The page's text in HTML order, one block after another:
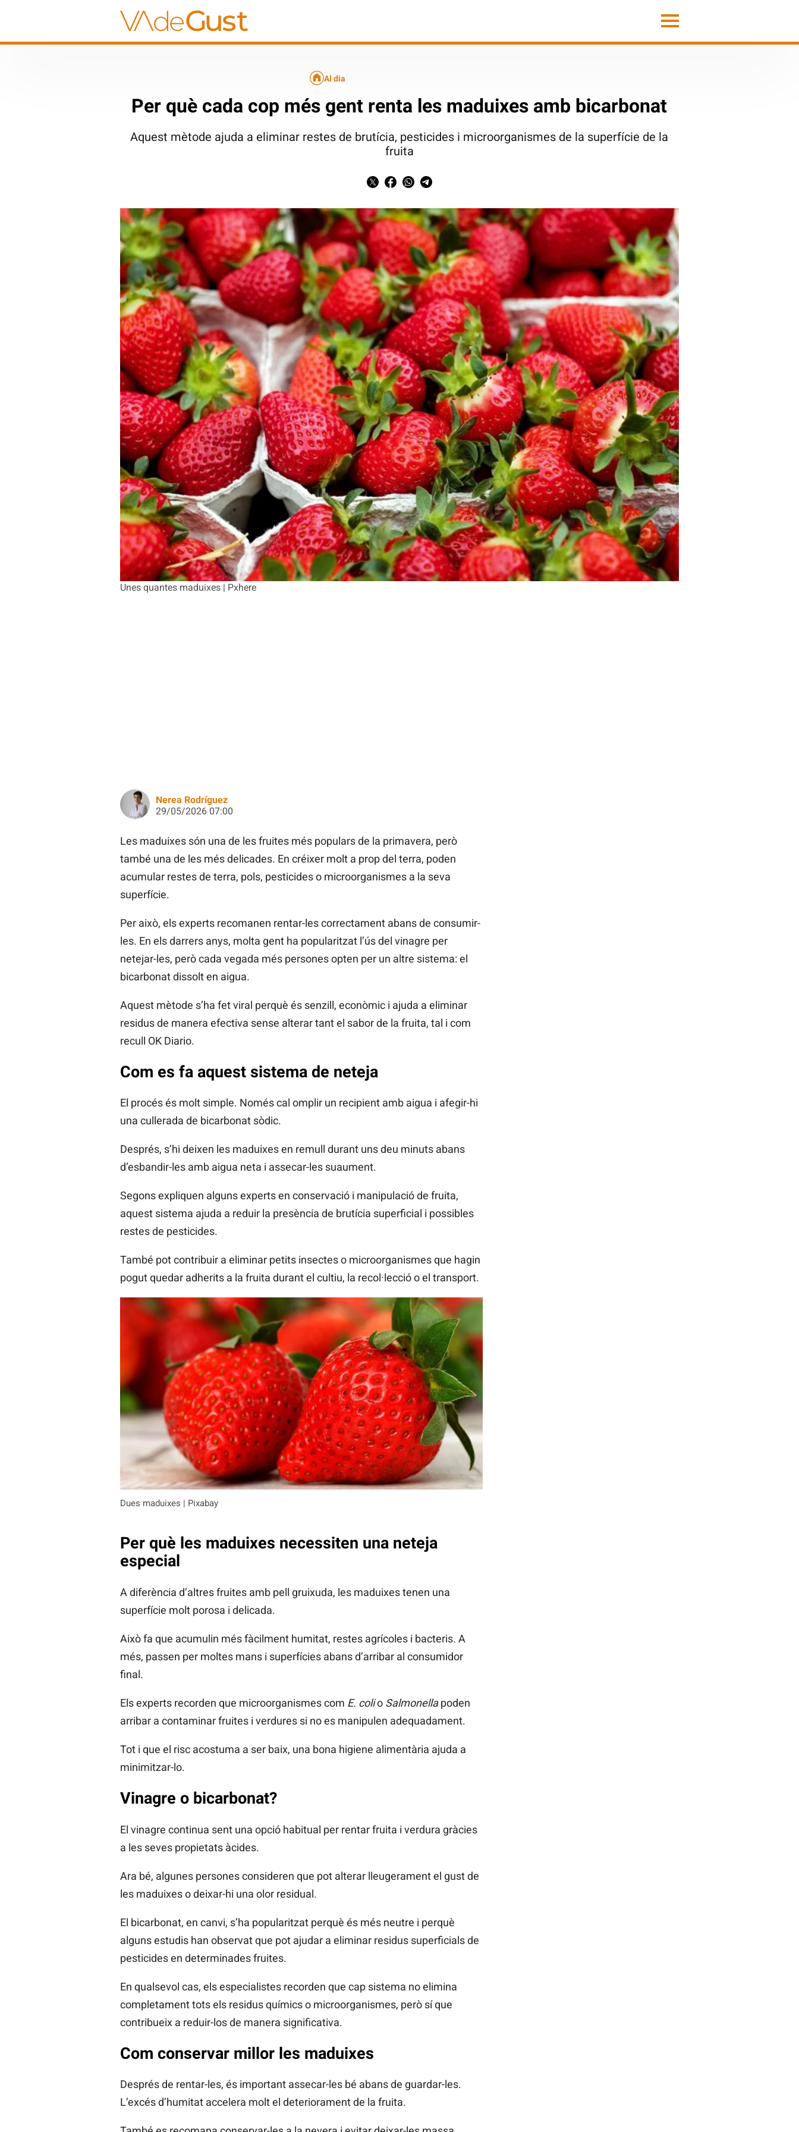
Unes quantes maduixes | Pxhere
Al dia
Per què cada cop més gent renta les maduixes amb bicarbonat
Aquest mètode ajuda a eliminar restes de brutícia, pesticides i microorganismes de la superfície de la
fruita
Nerea Rodríguez
29/05/2026 07:00
Les maduixes són una de les fruites més populars de la primavera, però
també una de les més delicades. En créixer molt a prop del terra, poden
acumular restes de terra, pols, pesticides o microorganismes a la seva
superfície.
Per això, els experts recomanen rentar-les correctament abans de consumir-
les. En els darrers anys, molta gent ha popularitzat l’ús del vinagre per
netejar-les, però cada vegada més persones opten per un altre sistema: el
bicarbonat dissolt en aigua.
Aquest mètode s’ha fet viral perquè és senzill, econòmic i ajuda a eliminar
residus de manera efectiva sense alterar tant el sabor de la fruita, tal i com
recull OK Diario.
Com es fa aquest sistema de neteja
El procés és molt simple. Només cal omplir un recipient amb aigua i afegir-hi
una cullerada de bicarbonat sòdic.
Després, s’hi deixen les maduixes en remull durant uns deu minuts abans
d’esbandir-les amb aigua neta i assecar-les suaument.
Segons expliquen alguns experts en conservació i manipulació de fruita,
aquest sistema ajuda a reduir la presència de brutícia superficial i possibles
restes de pesticides.
També pot contribuir a eliminar petits insectes o microorganismes que hagin
pogut quedar adherits a la fruita durant el cultiu, la recol·lecció o el transport.
Dues maduixes | Pixabay
Per què les maduixes necessiten una neteja
especial
A diferència d’altres fruites amb pell gruixuda, les maduixes tenen una
superfície molt porosa i delicada.
Això fa que acumulin més fàcilment humitat, restes agrícoles i bacteris. A
més, passen per moltes mans i superfícies abans d’arribar al consumidor
final.
Els experts recorden que microorganismes com E. colio Salmonellapoden
arribar a contaminar fruites i verdures si no es manipulen adequadament.
Tot i que el risc acostuma a ser baix, una bona higiene alimentària ajuda a
minimitzar-lo.
Vinagre o bicarbonat?
El vinagre continua sent una opció habitual per rentar fruita i verdura gràcies
a les seves propietats àcides.
Ara bé, algunes persones consideren que pot alterar lleugerament el gust de
les maduixes o deixar-hi una olor residual.
El bicarbonat, en canvi, s’ha popularitzat perquè és més neutre i perquè
alguns estudis han observat que pot ajudar a eliminar residus superficials de
pesticides en determinades fruites.
En qualsevol cas, els especialistes recorden que cap sistema no elimina
completament tots els residus químics o microorganismes, però sí que
contribueix a reduir-los de manera significativa.
Com conservar millor les maduixes
Després de rentar-les, és important assecar-les bé abans de guardar-les.
L’excés d’humitat accelera molt el deteriorament de la fruita.